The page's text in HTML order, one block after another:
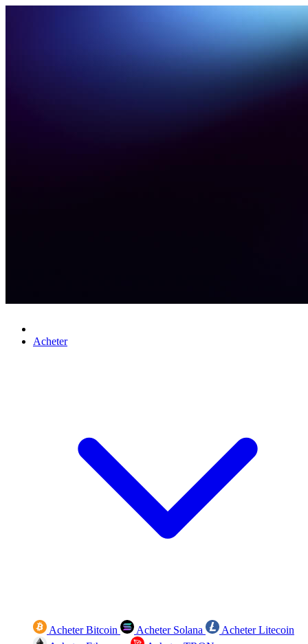
Acheter
Acheter Bitcoin Acheter Solana
Acheter Litecoin